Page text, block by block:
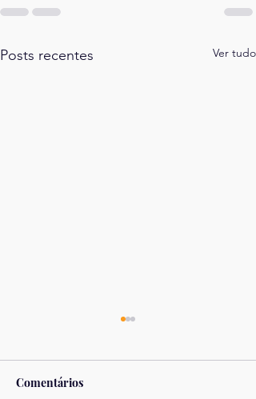
Posts recentes Ver tudo
Comentários